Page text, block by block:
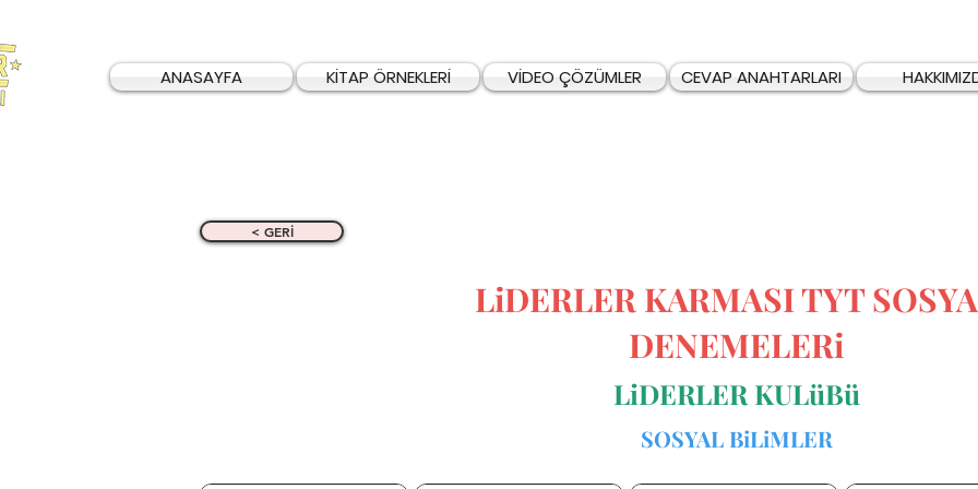
ANASAYFA KİTAP ÖRNEKLERİ VİDEO ÇÖZÜMLER CEVAP ANAHTARLARI
< GERİ
LiDERLER KARMASI TYT
DENEMELERi
LiDERLER KULüBü
SOSYAL BiLiMLER